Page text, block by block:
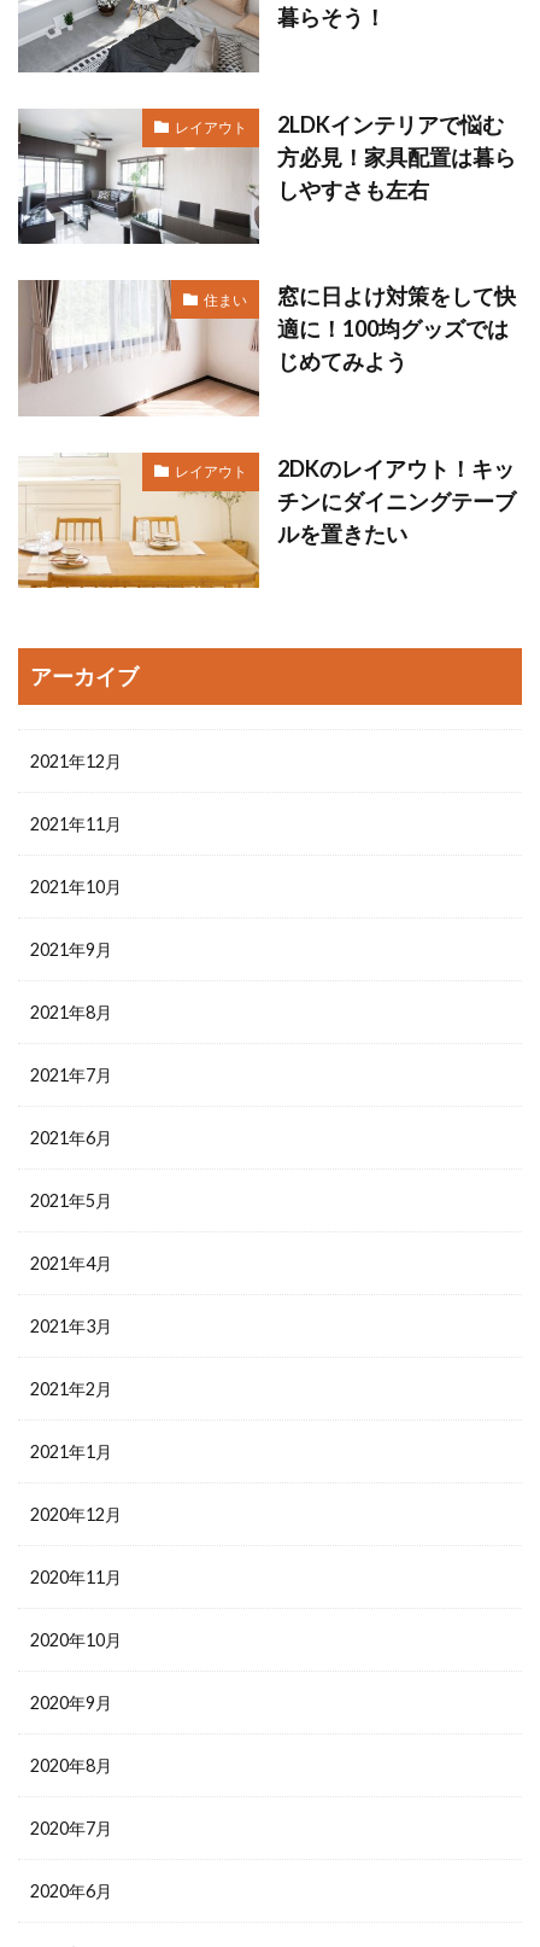
暮らそう！
レイアウト
2LDKインテリアで悩む
方必見！家具配置は暮ら
しやすさも左右
住まい
窓に日よけ対策をして快
適に！100均グッズでは
じめてみよう
レイアウト
2DKのレイアウト！キッ
チンにダイニングテーブ
ルを置きたい
アーカイブ
2021年12月
2021年11月
2021年10月
2021年9月
2021年8月
2021年7月
2021年6月
2021年5月
2021年4月
2021年3月
2021年2月
2021年1月
2020年12月
2020年11月
2020年10月
2020年9月
2020年8月
2020年7月
2020年6月